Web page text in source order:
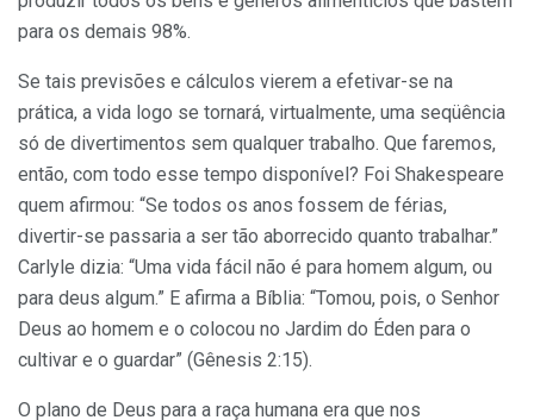
para os demais 98%.
Se tais previsões e cálculos vierem a efetivar-se na
prática, a vida logo se tornará, virtualmente, uma seqüência
só de divertimentos sem qualquer trabalho. Que faremos,
então, com todo esse tempo disponível? Foi Shakespeare
quem afirmou: “Se todos os anos fossem de férias,
divertir-se passaria a ser tão aborrecido quanto trabalhar.”
Carlyle dizia: “Uma vida fácil não é para homem algum, ou
para deus algum.” E afirma a Bíblia: “Tomou, pois, o Senhor
Deus ao homem e o colocou no Jardim do Éden para o
cultivar e o guardar” (Gênesis 2:15).
O plano de Deus para a raça humana era que nos